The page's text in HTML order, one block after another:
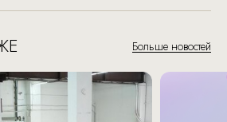
Больше новостей